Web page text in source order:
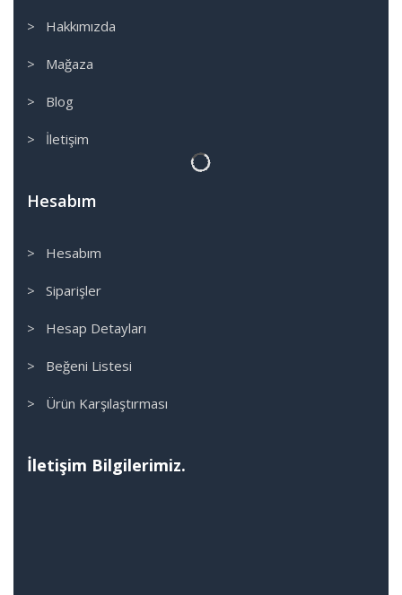
> Hakkımızda
> Mağaza
> Blog
> İletişim
Hesabım
> Hesabım
> Siparişler
> Hesap Detayları
> Beğeni Listesi
> Ürün Karşılaştırması
İletişim Bilgilerimiz.